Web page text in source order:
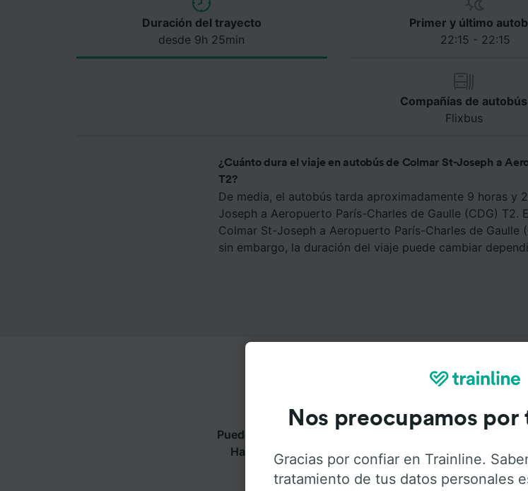
Duración del trayecto
desde 9h 25min
Primer y último
22:15 - 22:15
Compañías de autobús
Flixbus
¿Cuánto dura el viaje en autobús de Colmar St-Joseph a
T2?
De media, el autobús tarda aproximadamente 9 horas y
Joseph a Aeropuerto París-Charles de Gaulle (CDG)
Colmar St-Joseph a Aeropuerto París-Charles de Gaulle
sin embargo, la duración del viaje puede cambiar
Puedes viajar de Colmar St-Joseph a Aeropuerto París-
Haz click en las siguientes pestañas para obtener
ofrece cada
Nos preocupamos por
Gracias por confiar en Trainline.
tratamiento de tus datos personales